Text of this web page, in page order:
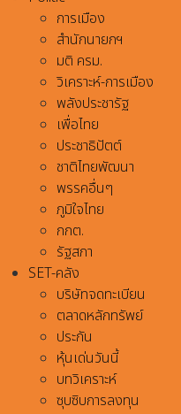
การเมือง
สำนักนายกฯ
มติ ครม.
วิเคราะห์-การเมือง
พลังประชารัฐ
เพื่อไทย
ประชาธิปัตต์
ชาติไทยพัฒนา
พรรคอื่นๆ
ภูมิใจไทย
กกต.
รัฐสภา
SET-คลัง
บริษัทจดทะเบียน
ตลาดหลักทรัพย์
ประกัน
หุ้นเด่นวันนี้
บทวิเคราะห์
ซุบซิบการลงทุน